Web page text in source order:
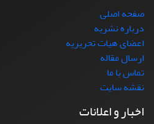
صفحه اصلی
درباره نشریه
اعضای هیات تحریریه
ارسال مقاله
تماس با ما
نقشه سایت
اخبار و اعلانات